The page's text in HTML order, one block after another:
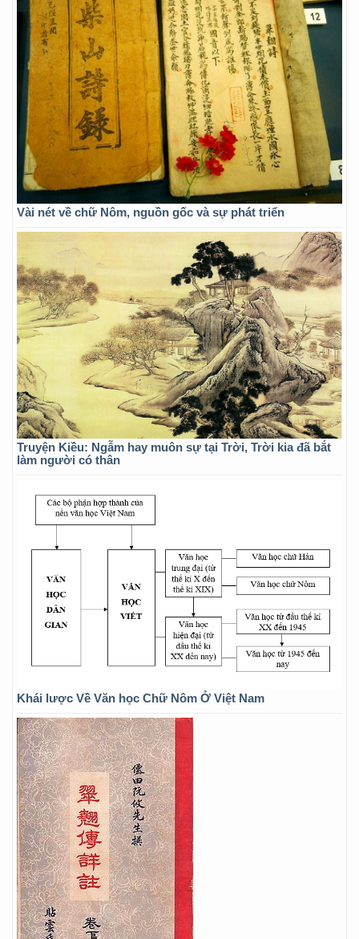
Vài nét về chữ Nôm, nguồn gốc và sự phát triển
Truyện Kiều: Ngẫm hay muôn sự tại Trời, Trời kia đã bắt
làm người có thân
Khái lược Về Văn học Chữ Nôm Ở Việt Nam